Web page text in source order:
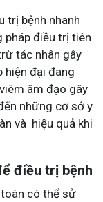
trị bệnh nhanh
pháp điều trị tiên
tác nhân gây
hiện đại đang
âm đạo gây
những cơ sởy
và hiệu quả khi
điều trị bệnh
có thể sử